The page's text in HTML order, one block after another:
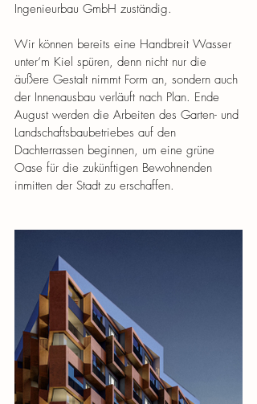
Ingenieurbau GmbH zuständig.
Wir können bereits eine Handbreit Wasser
unter‘m Kiel spüren, denn nicht nur die
äußere Gestalt nimmt Form an, sondern auch
der Innenausbau verläuft nach Plan. Ende
August werden die Arbeiten des Garten- und
Landschaftsbaubetriebes auf den
Dachterrassen beginnen, um eine grüne
Oase für die zukünftigen Bewohnenden
inmitten der Stadt zu erschaffen.